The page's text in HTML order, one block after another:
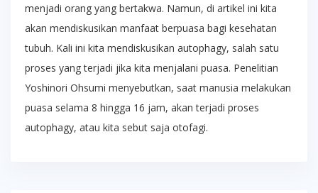
menjadi orang yang bertakwa. Namun, di artikel ini kita
akan mendiskusikan manfaat berpuasa bagi kesehatan
tubuh. Kali ini kita mendiskusikan autophagy, salah satu
proses yang terjadi jika kita menjalani puasa. Penelitian
Yoshinori Ohsumi menyebutkan, saat manusia melakukan
puasa selama 8 hingga 16 jam, akan terjadi proses
autophagy, atau kita sebut saja otofagi.